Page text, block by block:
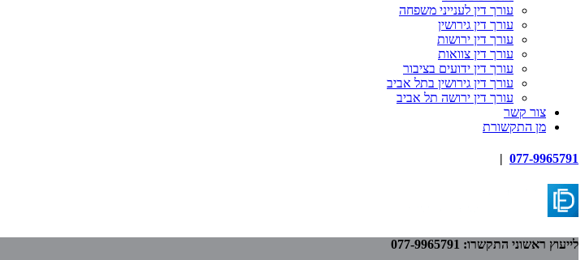
עורך דין לענייני משפחה
עורך דין גירושין
עורך דין ירושות
עורך דין צוואות
עורך דין ידועים בציבור
עורך דין גירושין בתל אביב
עורך דין ירושה תל אביב
צור קשר
מן התקשורת
077-9965791
|
לייעוץ ראשוני התקשרו: 077-9965791